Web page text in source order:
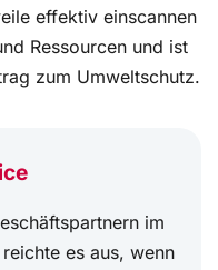
effektiv einscannen
Ressourcen und ist
zum Umweltschutz.
im
es aus, wenn